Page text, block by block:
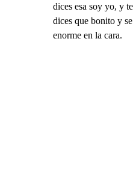
dices esa soy yo, y
dices que bonito y
enorme en la cara.